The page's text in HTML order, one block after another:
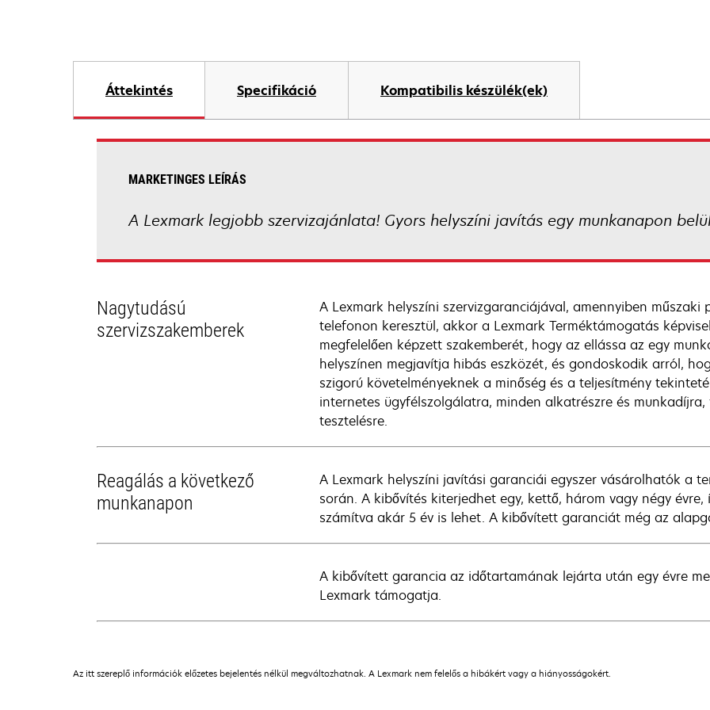
Áttekintés Specifikáció Kompatibilis készülék(ek)
MARKETINGES LEÍRÁS
A Lexmark legjobb szervizajánlata! Gyors helyszíni javítás egy munkanapon
Nagytudású
szervizszakemberek
A Lexmark helyszíni szervizgaranciájával, amennyiben
telefonon keresztül, akkor a Lexmark Terméktámogatás
megfelelően képzett szakemberét, hogy az ellássa az egy
helyszínen megjavítja hibás eszközét, és gondoskodik arról,
szigorú követelményeknek a minőség és a teljesítmény
internetes ügyfélszolgálatra, minden alkatrészre és
tesztelésre.
Reagálás a következő
munkanapon
A Lexmark helyszíni javítási garanciái egyszer vásárolhatók a
során. A kibővítés kiterjedhet egy, kettő, három vagy négy
számítva akár 5 év is lehet. A kibővített garanciát még az
A kibővített garancia az időtartamának lejárta után egy évre
Lexmark támogatja.
Az itt szereplő információk előzetes bejelentés nélkül megváltozhatnak. A Lexmark nem felelős a hibákért vagy a hiányosságokért.